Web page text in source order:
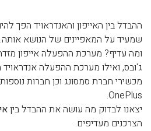
ההבדל בין האייפון והאנדראויד הפך
שמעיד על המאפיינים של הנושא
ומה עדיף? מערכת ההפעלה אייפון
ג'ובס, ואילו מערכת ההפעלה
מכשירי חברת סמסונג וכן חברות
OnePlus.
יצאנו לבדוק מה עושה את ההבדל בין
הצרכנים מעדיפים.